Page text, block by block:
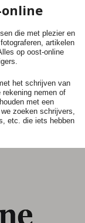
die met plezier en
artikelen
op oost-online
het schrijven van
rekening nemen of
met een
zoeken schrijvers,
etc. die iets hebben